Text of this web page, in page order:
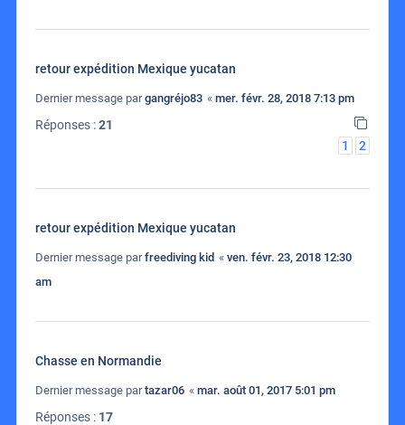
retour expédition Mexique yucatan
Dernier message pargangréjo83 « mer. févr. 28, 2018 7:13 pm
Réponses :21
1
2
retour expédition Mexique yucatan
Dernier message parfreediving kid « ven. févr. 23, 2018 12:30
am
Chasse en Normandie
Dernier message partazar06 « mar. août 01, 2017 5:01 pm
Réponses : 17